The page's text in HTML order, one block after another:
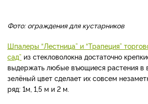
Фото: ограждения для кустарников
Шпалеры “Лестница” и “Трапеция”
сад” из стекловолокна достаточно
выдержать любые въющиеся растения в
зелёный цвет сделает их совсем
ряд: 1м, 1,5 м и 2 м.